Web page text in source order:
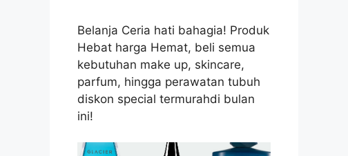
Belanja Ceria hati bahagia! Produk
Hebat harga Hemat, beli semua
kebutuhan make up, skincare,
parfum, hingga perawatan tubuh
diskon special termurahdi bulan
ini!